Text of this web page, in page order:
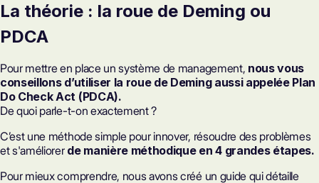
La théorie : la roue de Deming ou
PDCA
Pour mettre en place un système de management, nous vous
conseillons d’utiliser la roue de Deming aussi appelée Plan
Do Check Act (PDCA).
De quoi parle-t-on exactement ?
C’est une méthode simple pour innover, résoudre des problèmes
et s'améliorer de manière méthodique en 4 grandes étapes.
Pour mieux comprendre, nous avons créé un guide qui détaille